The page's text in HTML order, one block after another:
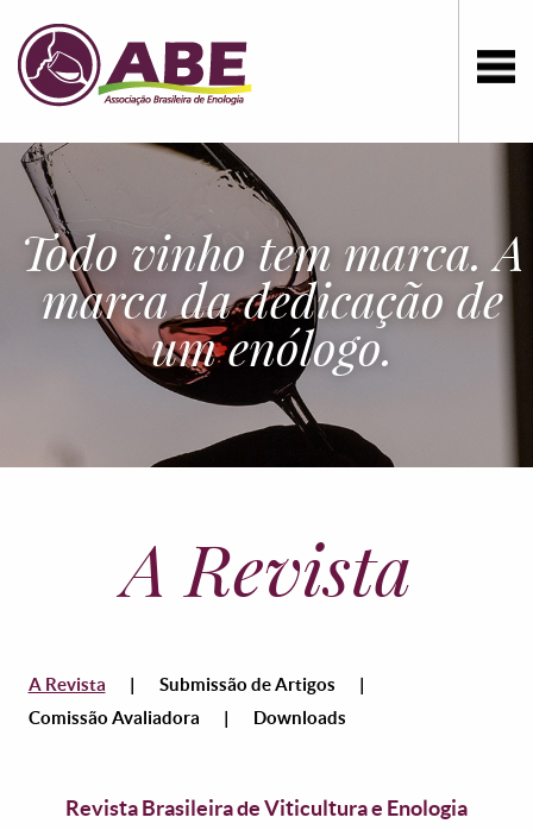
Todo vinho tem marca. A
marca da dedicação de
um enólogo.
A Revista
A Revista | Submissão de Artigos
|
Comissão Avaliadora
| Downloads
Revista Brasileira de Viticultura e Enologia